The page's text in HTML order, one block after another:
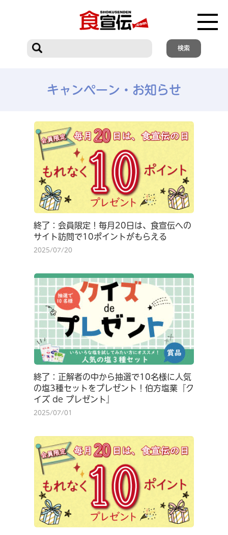
キャンペーン・お知らせ
終了：会員限定！毎月20日は、食宣伝への
サイト訪問で10ポイントがもらえる
2025/07/20
終了：正解者の中から抽選で10名様に人気
の塩3種セットをプレゼント！伯方塩業『ク
イズ de プレゼント』
2025/07/01